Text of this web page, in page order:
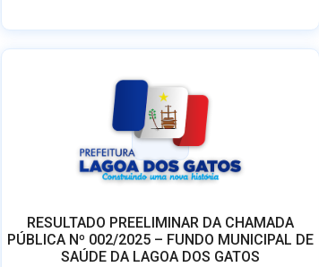
RESULTADO PREELIMINAR DA CHAMADA
PÚBLICA Nº 002/2025 – FUNDO MUNICIPAL DE
SAÚDE DA LAGOA DOS GATOS